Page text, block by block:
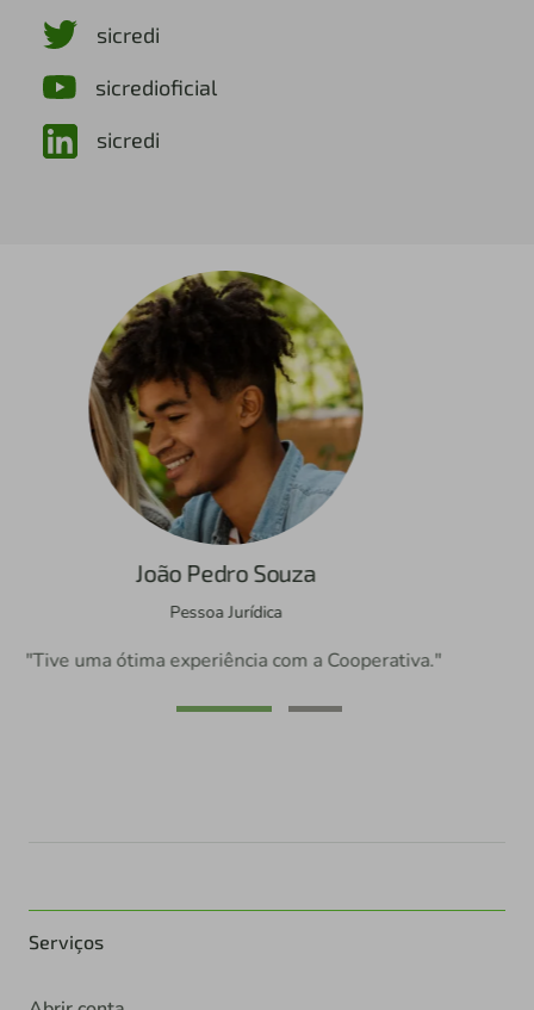
sicredi
sicredioficial
sicredi
Camila Amaral
Pessoa Física
"Atendimento ao associado foi surpreendente."
Serviços